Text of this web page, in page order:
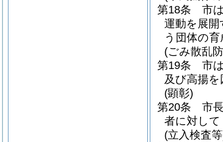
第18条
市
運動を展
う団体の
(ごみ散乱
第19条
市
及び高揚
(顕彰)
第20条
市
者に対し
(立入検査